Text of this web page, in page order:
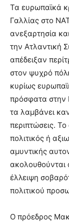
Τα ευρωπαϊκά
Γαλλίας στο
ανεξαρτησία
την Ατλαντική
απέδειξαν
στον ψυχρό
κυρίως
πρόσφατα στην
τα λαμβάνει
περιπτώσεις.
πολιτικός ή
αμυντικής
ακολουθούνται
έλλειψη
πολιτικού
Ο πρόεδρος